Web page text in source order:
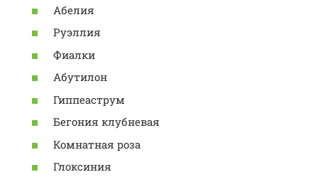
Абелия
Руэллия
Фиалки
Абутилон
Гиппеаструм
Бегония клубневая
Комнатная роза
Глоксиния